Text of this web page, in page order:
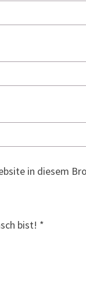
in diesem
bist! *